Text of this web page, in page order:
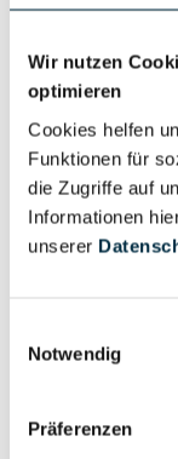
Wir nutzen
optimieren
Cookies helfen
Funktionen für
die Zugriffe auf
Informationen
unserer
Notwendig
Präferenzen
Wirtschaftlich
Berechtigter
Eigentums-